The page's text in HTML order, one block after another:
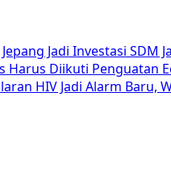
Jadi Investasi SDM
Harus Diikuti Penguatan
HIV Jadi Alarm Baru,